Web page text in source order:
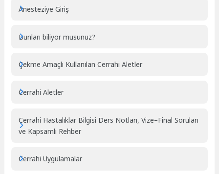
Anesteziye Giriş
Bunları biliyor musunuz?
Çekme Amaçlı Kullanılan Cerrahi Aletler
Cerrahi Aletler
Cerrahi Hastalıklar Bilgisi Ders Notları, Vize–Final Soruları
ve Kapsamlı Rehber
Cerrahi Uygulamalar